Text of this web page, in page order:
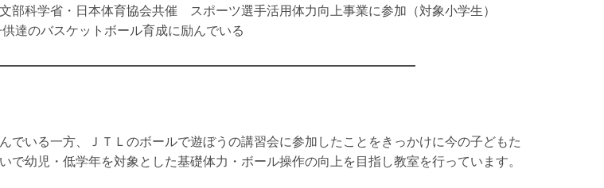
科学省・日本体育協会共催 スポーツ選手活用体力向上事業に参加（対象小学生）
達のバスケットボール育成に励んでいる
いる一方、ＪＴＬのボールで遊ぼうの講習会に参加したことをきっかけに今の子どもた
幼児・低学年を対象とした基礎体力・ボール操作の向上を目指し教室を行っています。